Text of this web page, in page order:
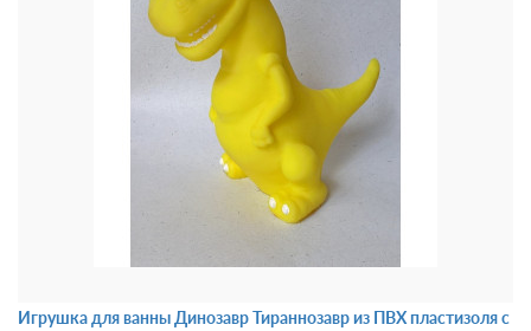
Игрушка для ванны Динозавр Тираннозавр из ПВХ пластизоля с